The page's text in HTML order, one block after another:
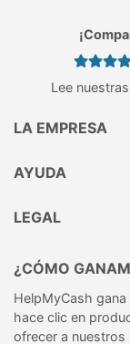
Lee nuestras
LA EMPRESA
AYUDA
LEGAL
¿CÓMO
HelpMyCash
hace clic en
ofrecer a nuestros